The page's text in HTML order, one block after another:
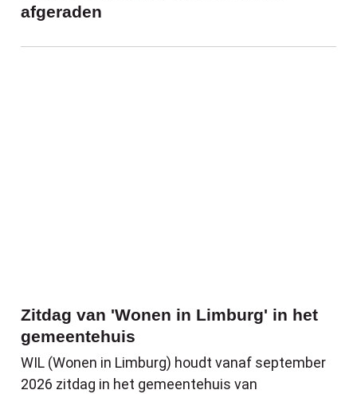
afgeraden
Zitdag van 'Wonen in Limburg' in het
gemeentehuis
WIL (Wonen in Limburg) houdt vanaf september
2026 zitdag in het gemeentehuis van